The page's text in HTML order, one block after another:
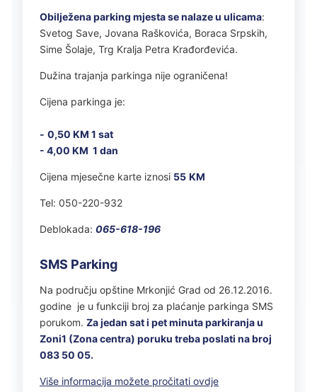
Obilježena parking mjesta se nalaze u ulicama:
Svetog Save, Jovana Raškovića, Boraca Srpskih,
Sime Šolaje, Trg Kralja Petra Krađorđevića.
Dužina trajanja parkinga nije ograničena!
Cijena parkinga je:
- 0,50 KM 1 sat
- 4,00 KM 1 dan
Cijena mjesečne karte iznosi 55 KM
Tel: 050-220-932
Deblokada: 065-618-196
SMS Parking
Na području opštine Mrkonjić Grad od 26.12.2016.
godine je u funkciji broj za plaćanje parkinga SMS
porukom. Za jedan sat i pet minuta parkiranja u
Zoni1 (Zona centra) poruku treba poslati na broj
083 50 05.
Više informacija možete pročitati ovdje